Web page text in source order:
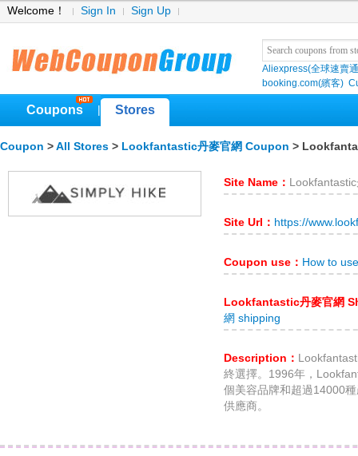
Welcome！ Sign In Sign Up
Aliexpress(全球速賣
booking.com(繽客)
Coupons Stores
Coupon > All Stores > Lookfantastic丹麥官網 Coupon >
Site Name：
Site Url： https://
Coupon use： How to
Lookfantastic丹麥官網
網 shipping
Description：
終選擇。1996年，
個美容品牌和超過14000
供應商。